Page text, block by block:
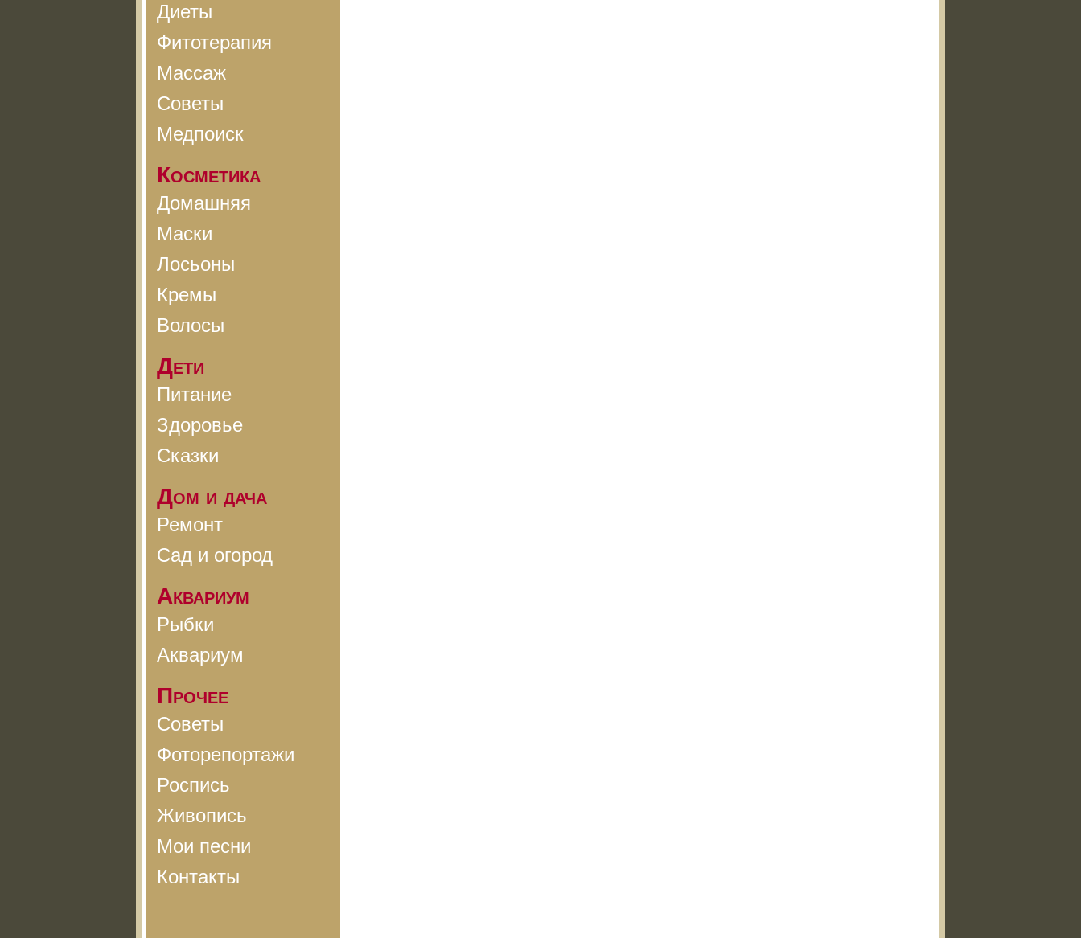
Диеты
Фитотерапия
Массаж
Советы
Медпоиск
Косметика
Домашняя
Маски
Лосьоны
Кремы
Волосы
Дети
Питание
Здоровье
Сказки
Дом и дача
Ремонт
Сад и огород
Аквариум
Рыбки
Аквариум
Прочее
Советы
Фоторепортажи
Роспись
Живопись
Мои песни
Контакты